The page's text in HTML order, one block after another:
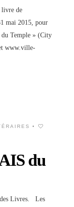
livre de
mai 2015, pour
du Temple » (City
www.ville-
•
du
Livres. Les